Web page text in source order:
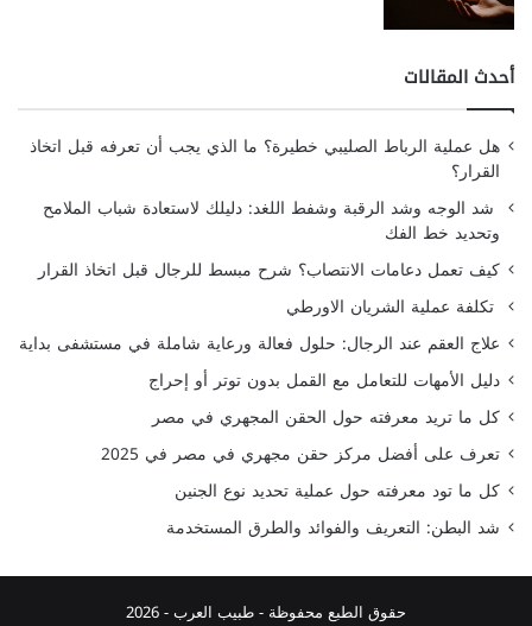
أحدث المقالات
هل عملية الرباط الصليبي خطيرة؟ ما الذي يجب أن تعرفه قبل اتخاذ
القرار؟
شد الوجه وشد الرقبة وشفط اللغد: دليلك لاستعادة شباب الملامح
وتحديد خط الفك
كيف تعمل دعامات الانتصاب؟ شرح مبسط للرجال قبل اتخاذ القرار
تكلفة عملية الشريان الاورطي
علاج العقم عند الرجال: حلول فعالة ورعاية شاملة في مستشفى بداية
دليل الأمهات للتعامل مع القمل بدون توتر أو إحراج
كل ما تريد معرفته حول الحقن المجهري في مصر
تعرف على أفضل مركز حقن مجهري في مصر في 2025
كل ما تود معرفته حول عملية تحديد نوع الجنين
شد البطن: التعريف والفوائد والطرق المستخدمة
حقوق الطبع محفوظة -طبيب العرب- 2026